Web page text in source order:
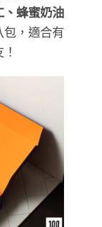
、蜂蜜奶油
包，適合有